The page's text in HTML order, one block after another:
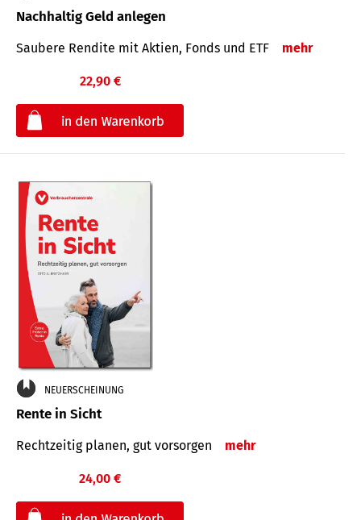
Nachhaltig Geld anlegen
Saubere Rendite mit Aktien, Fonds und ETF mehr
22,90 €
NEUERSCHEINUNG
Rente in Sicht
Rechtzeitig planen, gut vorsorgen mehr
24,00 €